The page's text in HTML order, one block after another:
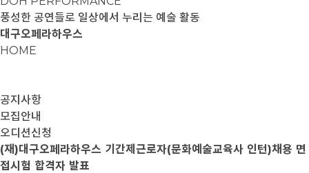
풍성한 공연들로 일상에서 누리는 예술 활동
대구오페라하우스
HOME
공지사항
모집안내
오디션신청
(재)대구오페라하우스 기간제근로자(문화예술교육사 인턴)채용 면
접시험 합격자 발표